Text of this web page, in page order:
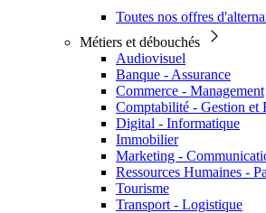
Toutes nos offres
Métiers et débouchés
Audiovisuel
Banque - Assurance
Commerce - Management
Comptabilité - Gestion et
Digital - Informatique
Immobilier
Marketing -
Ressources Humaines -
Tourisme
Transport - Logistique